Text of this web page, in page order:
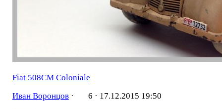
Fiat 508CM Coloniale
Иван Воронцов· 6 · 17.12.2015 19:50